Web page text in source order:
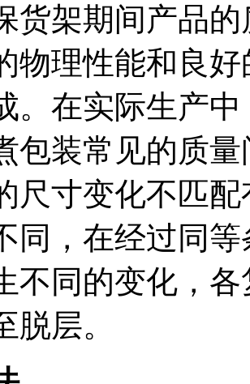
货架期间产品
物理性能和良
。在实际生产
包装常见的质
尺寸变化不匹
同，在经过同
不同的变化，
脱层。